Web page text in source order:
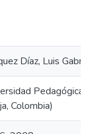
Díaz, Luis
Pedagógica
Colombia)